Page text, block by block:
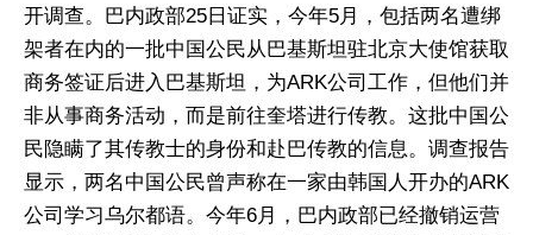
开调查。巴内政部25日证实，今年5月，包括两名遭绑
架者在内的一批中国公民从巴基斯坦驻北京大使馆获取
商务签证后进入巴基斯坦，为ARK公司工作，但他们并
非从事商务活动，而是前往奎塔进行传教。这批中国公
民隐瞒了其传教士的身份和赴巴传教的信息。调查报告
显示，两名中国公民曾声称在一家由韩国人开办的ARK
公司学习乌尔都语。今年6月，巴内政部已经撤销运营